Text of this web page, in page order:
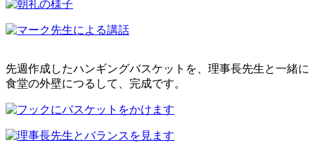
先週作成したハンギングバスケットを、理事長先生と一緒に
食堂の外壁につるして、完成です。